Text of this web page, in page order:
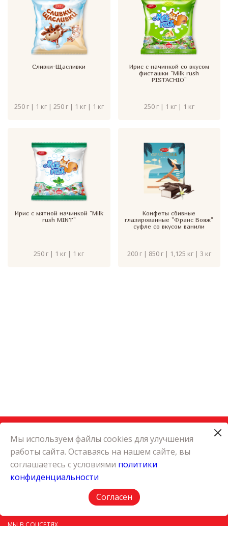
Сливки-Щасливки
250 г | 1 кг | 250 г | 1 кг | 1 кг
Ирис с начинкой со вкусом
фисташки "Milk rush
PISTACHIO"
250 г | 1 кг | 1 кг
Ирис с мятной начинкой "Milk
rush MINT"
250 г | 1 кг | 1 кг
Конфеты сбивные
глазированные "Франс Вояж"
суфле со вкусом ванили
200 г | 850 г | 1,125 кг | 3 кг
КАТАЛОГ
КАРЬЕРА
О КОМПАНИИ
ПОЛИТИКА КОНФИДЕНЦИАЛЬНОСТИ
МЫ В СОЦСЕТЯХ
Мы используем файлы cookies для улучшения
работы сайта. Оставаясь на нашем сайте, вы
соглашаетесь с условиями политики
конфиденциальности
Согласен